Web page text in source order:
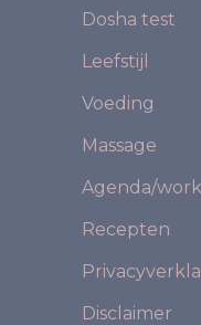
Dosha test
Leefstijl
Voeding
Massage
Agenda/
Recepten
Disclaimer